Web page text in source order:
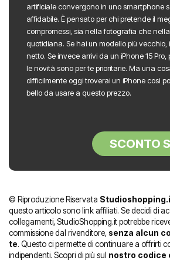
artificiale convergono in uno smartphone
affidabile. È pensato per chi pretende il
compromessi, sia nella fotografia che
quotidiana. Se hai un modello più vecchio,
netto. Se invece arrivi da un iPhone 15
le novità sono per te prioritarie. Ma una
difficilmente oggi troverai un iPhone così
bello da usare a questo prezzo.
SCONTO
© Riproduzione Riservata
questo articolo sono link affiliati. Se decidi di
collegamenti, StudioShopping.it potrebbe
commissione dal rivenditore, senza alcun
te. Questo ci permette di continuare a offrirti
indipendenti. Scopri di più sul nostro codice